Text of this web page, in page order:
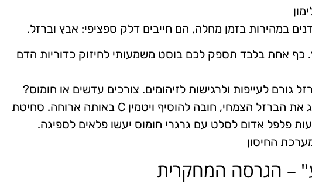
במהירות בזמן מחלה, הם חייבים דלק ספציפי: אבץ וברזל.
כף אחת בלבד תספק לכם בוסט משמעותי לחיזוק כדוריות הדם
גורם לעייפות ולרגישות לזיהומים. צורכים עדשים או חומוס?
מעולה! אבל כדי שהגוף באמת יספוג את הברזל הצמחי, חובה להוסיף ויטמין C באותה ארוחה. סחיטת
פלפל אדום לסלט עם גרגרי חומוס יעשו פלאים לספיגה.
החיסון
– הגרסה המחקרית